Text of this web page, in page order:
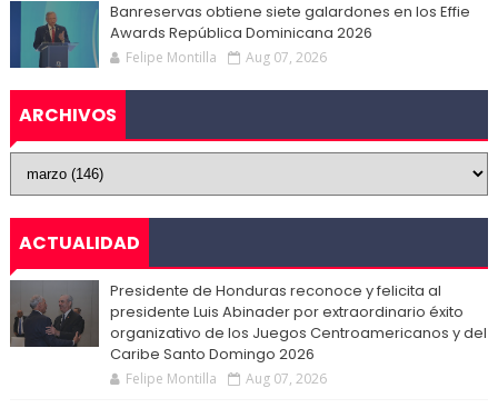
Banreservas obtiene siete galardones en los Effie
Awards República Dominicana 2026
Felipe Montilla Aug 07, 2026
ARCHIVOS
ACTUALIDAD
Presidente de Honduras reconoce y felicita al
presidente Luis Abinader por extraordinario éxito
organizativo de los Juegos Centroamericanos y del
Caribe Santo Domingo 2026
Felipe Montilla Aug 07, 2026